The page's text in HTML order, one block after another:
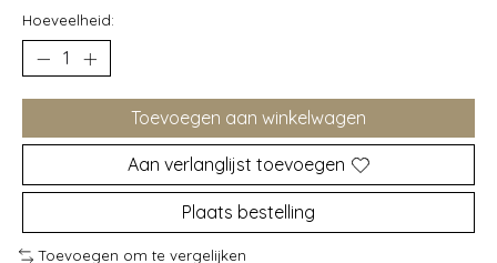
Hoeveelheid:
Toevoegen aan winkelwagen
Aan verlanglijst toevoegen
Plaats bestelling
Toevoegen om te vergelijken